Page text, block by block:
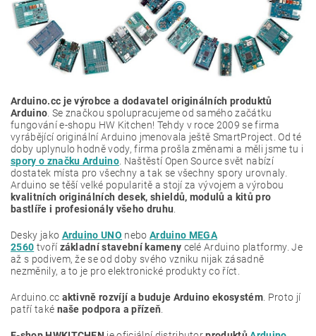
Arduino.cc je výrobce a dodavatel originálních produktů
Arduino . Se značkou spolupracujeme od samého začátku
fungování e-shopu HW Kitchen! Tehdy v roce 2009 se firma
vyrábějící originální Arduino jmenovala ještě SmartProject. Od té
doby uplynulo hodně vody, firma prošla změnami a měli jsme tu i
spory o značku Arduino . Naštěstí Open Source svět nabízí
dostatek místa pro všechny a tak se všechny spory urovnaly.
Arduino se těší velké popularitě a stojí za vývojem a výrobou
kvalitních originálních desek, shieldů, modulů a kitů pro
bastlíře i profesionály všeho druhu
Desky jako Arduino UNO nebo Arduino MEGA
2560 tvoří základní stavební kameny celé Arduino platformy. Je
až s podivem, že se od doby svého vzniku nijak zásadně
nezměnily, a to je pro elektronické produkty co říct.
Arduino.cc aktivně rozvíjí a buduje Arduino ekosystém. Proto jí
patří také naše podpora a přízeň